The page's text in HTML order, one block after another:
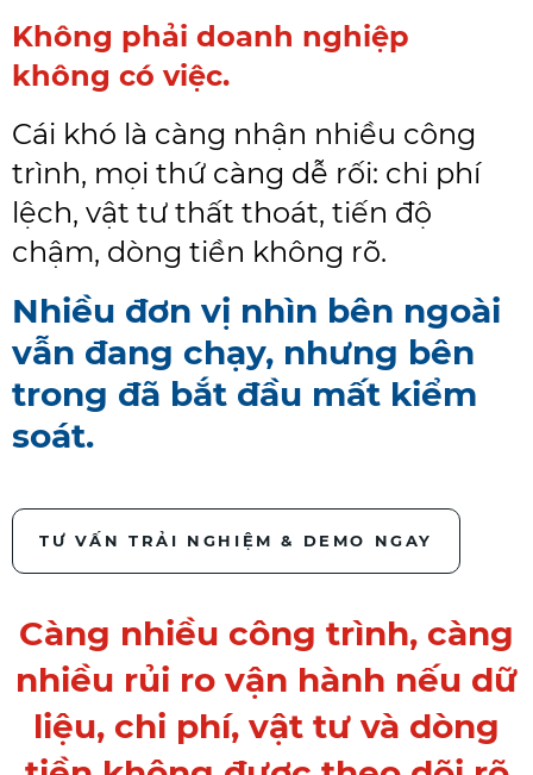
Không phải doanh nghiệp
không có việc.
Cái khó là càng nhận nhiều công
trình, mọi thứ càng dễ rối: chi phí
lệch, vật tư thất thoát, tiến độ
chậm, dòng tiền không rõ.
Nhiều đơn vị nhìn bên ngoài
vẫn đang chạy, nhưng bên
trong đã bắt đầu mất kiểm
soát.
TƯ VẤN TRẢI NGHIỆM & DEMO NGAY
Càng nhiều công trình, càng
nhiều rủi ro vận hành nếu dữ
liệu, chi phí, vật tư và dòng